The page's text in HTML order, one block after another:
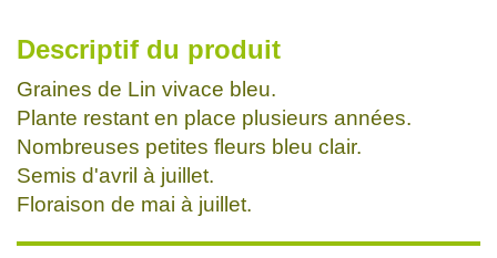
Descriptif du produit
Graines de Lin vivace bleu.
Plante restant en place plusieurs années.
Nombreuses petites fleurs bleu clair.
Semis d'avril à juillet.
Floraison de mai à juillet.